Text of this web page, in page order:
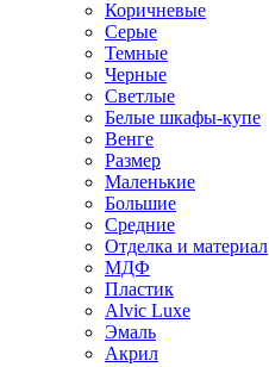
Коричневые
Серые
Темные
Черные
Светлые
Белые шкафы-купе
Венге
Размер
Маленькие
Большие
Средние
Отделка и материал
МДФ
Пластик
Alvic Luxe
Эмаль
Акрил